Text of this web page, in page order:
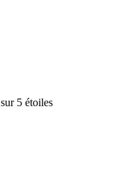
5 étoiles